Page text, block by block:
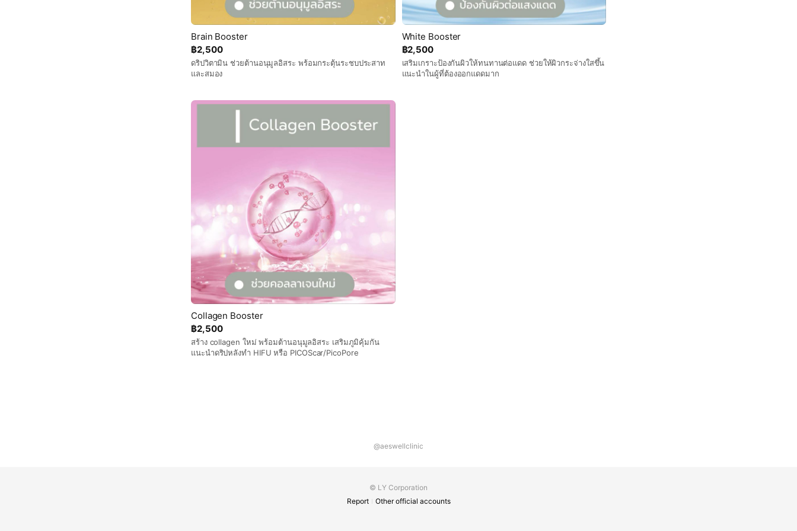
฿2,500
Brain Booster
ดริปวิตามิน ช่วยต้านอนุมูลอิสระ พร้อมกระตุ้นระชบประสาท
และสมอง
฿2,500
White Booster
เสริมเกราะป้องกันผิวให้ทนทานต่อแดด ช่วยให้ผิวกระจ่างใสขึ้น
แนะนำในผู้ที่ต้องออกแดดมาก
฿2,500
Collagen Booster
สร้าง collagen ใหม่ พร้อมต้านอนุมูลอิสระ เสริมภูมิคุ้มกัน
แนะนำดริปหลังทำ HIFU หรือ PICOScar/PicoPore
@aeswellclinic
© LY Corporation
Report
Other official accounts